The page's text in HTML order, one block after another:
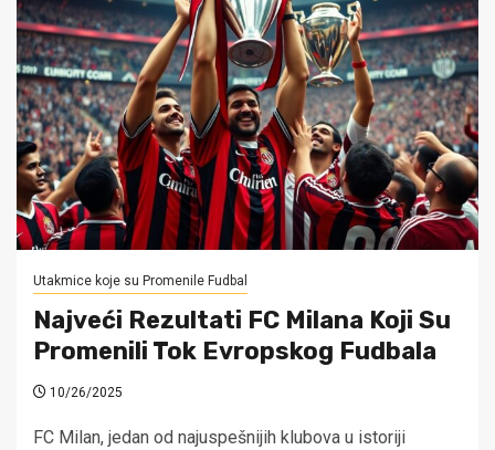
Utakmice koje su Promenile Fudbal
Najveći Rezultati FC Milana Koji Su
Promenili Tok Evropskog Fudbala
10/26/2025
FC Milan, jedan od najuspešnijih klubova u istoriji